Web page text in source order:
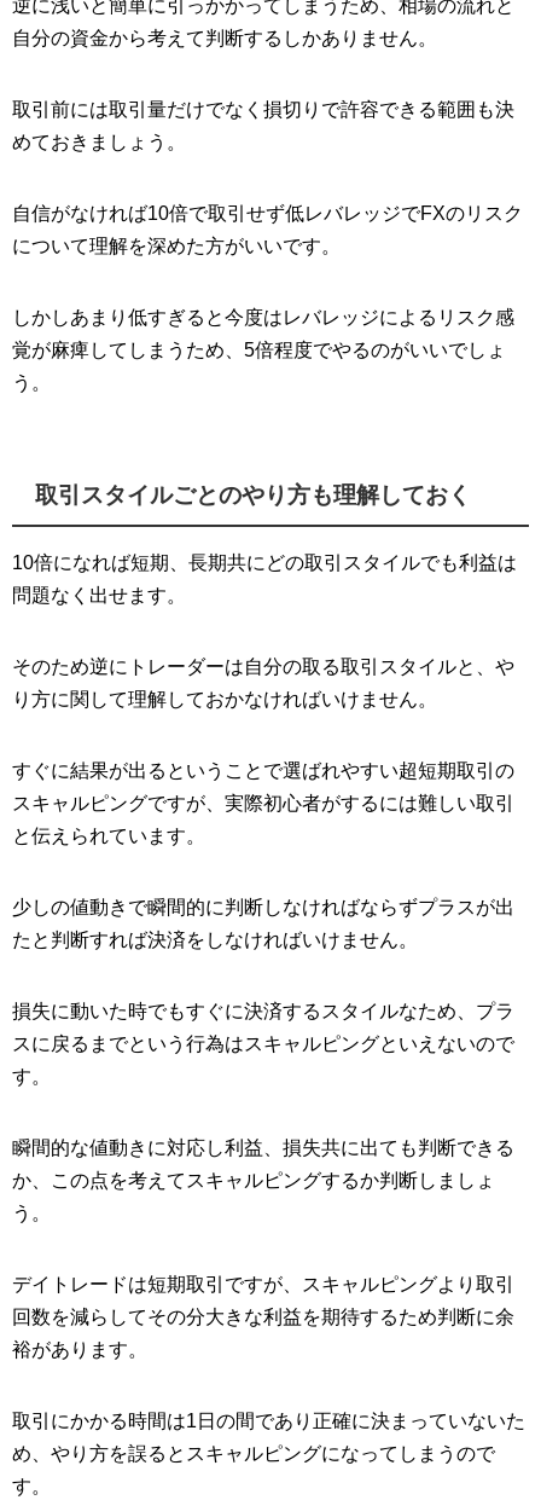
逆に浅いと簡単に引っかかってしまうため、相場の流れと
自分の資金から考えて判断するしかありません。
取引前には取引量だけでなく損切りで許容できる範囲も決
めておきましょう。
自信がなければ10倍で取引せず低レバレッジでFXのリスク
について理解を深めた方がいいです。
しかしあまり低すぎると今度はレバレッジによるリスク感
覚が麻痺してしまうため、5倍程度でやるのがいいでしょ
う。
取引スタイルごとのやり方も理解しておく
10倍になれば短期、長期共にどの取引スタイルでも利益は
問題なく出せます。
そのため逆にトレーダーは自分の取る取引スタイルと、や
り方に関して理解しておかなければいけません。
すぐに結果が出るということで選ばれやすい超短期取引の
スキャルピングですが、実際初心者がするには難しい取引
と伝えられています。
少しの値動きで瞬間的に判断しなければならずプラスが出
たと判断すれば決済をしなければいけません。
損失に動いた時でもすぐに決済するスタイルなため、プラ
スに戻るまでという行為はスキャルピングといえないので
す。
瞬間的な値動きに対応し利益、損失共に出ても判断できる
か、この点を考えてスキャルピングするか判断しましょ
う。
デイトレードは短期取引ですが、スキャルピングより取引
回数を減らしてその分大きな利益を期待するため判断に余
裕があります。
取引にかかる時間は1日の間であり正確に決まっていないた
め、やり方を誤るとスキャルピングになってしまうので
す。